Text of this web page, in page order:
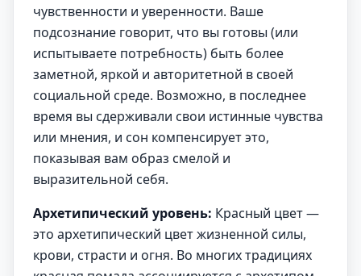
чувственности и уверенности. Ваше
подсознание говорит, что вы готовы (или
испытываете потребность) быть более
заметной, яркой и авторитетной в своей
социальной среде. Возможно, в последнее
время вы сдерживали свои истинные чувства
или мнения, и сон компенсирует это,
показывая вам образ смелой и
выразительной себя.
Архетипический уровень: Красный цвет —
это архетипический цвет жизненной силы,
крови, страсти и огня. Во многих традициях